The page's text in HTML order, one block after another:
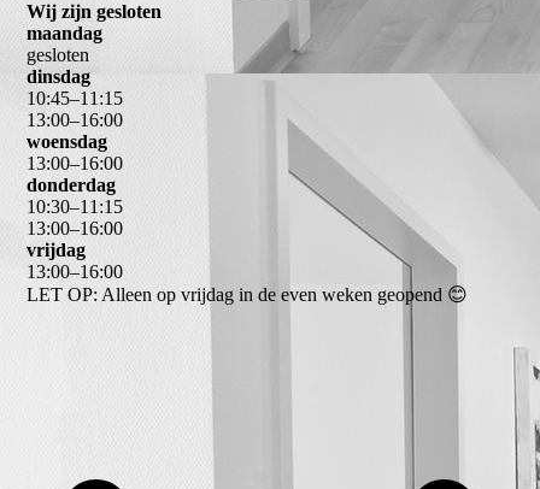
Wij zijn gesloten
maandag
gesloten
dinsdag
10:45–11 :15
13:00–16:00
woensdag
13:00–16:00
donderdag
10:30–11 :15
13:00–16:00
vrijdag
13:00–16:00
LET OP: Alleen op vrijdag in de even weken geopend 😊